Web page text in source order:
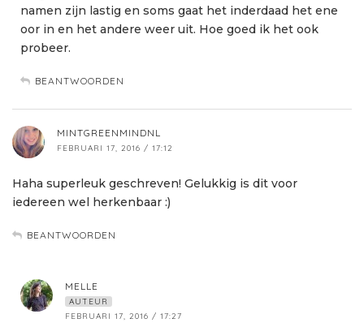
namen zijn lastig en soms gaat het inderdaad het ene
oor in en het andere weer uit. Hoe goed ik het ook
probeer.
BEANTWOORDEN
MINTGREENMINDNL
FEBRUARI 17, 2016 / 17:12
Haha superleuk geschreven! Gelukkig is dit voor
iedereen wel herkenbaar :)
BEANTWOORDEN
MELLE
AUTEUR
FEBRUARI 17, 2016 / 17:27